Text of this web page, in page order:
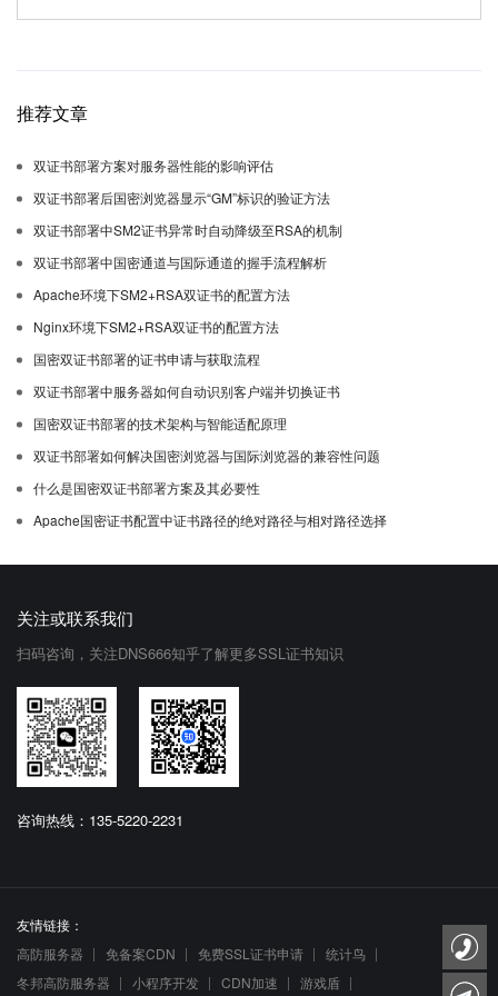
推荐文章
双证书部署方案对服务器性能的影响评估
双证书部署后国密浏览器显示“GM”标识的验证方法
双证书部署中SM2证书异常时自动降级至RSA的机制
双证书部署中国密通道与国际通道的握手流程解析
Apache环境下SM2+RSA双证书的配置方法
Nginx环境下SM2+RSA双证书的配置方法
国密双证书部署的证书申请与获取流程
双证书部署中服务器如何自动识别客户端并切换证书
国密双证书部署的技术架构与智能适配原理
双证书部署如何解决国密浏览器与国际浏览器的兼容性问题
什么是国密双证书部署方案及其必要性
Apache国密证书配置中证书路径的绝对路径与相对路径选择
关注或联系我们
扫码咨询，关注DNS666知乎了解更多SSL证书知识
咨询热线：135-5220-2231
友情链接：
高防服务器
免备案CDN 免费SSL证书申请
统计鸟
冬邦高防服务器
小程序开发 CDN加速 游戏盾